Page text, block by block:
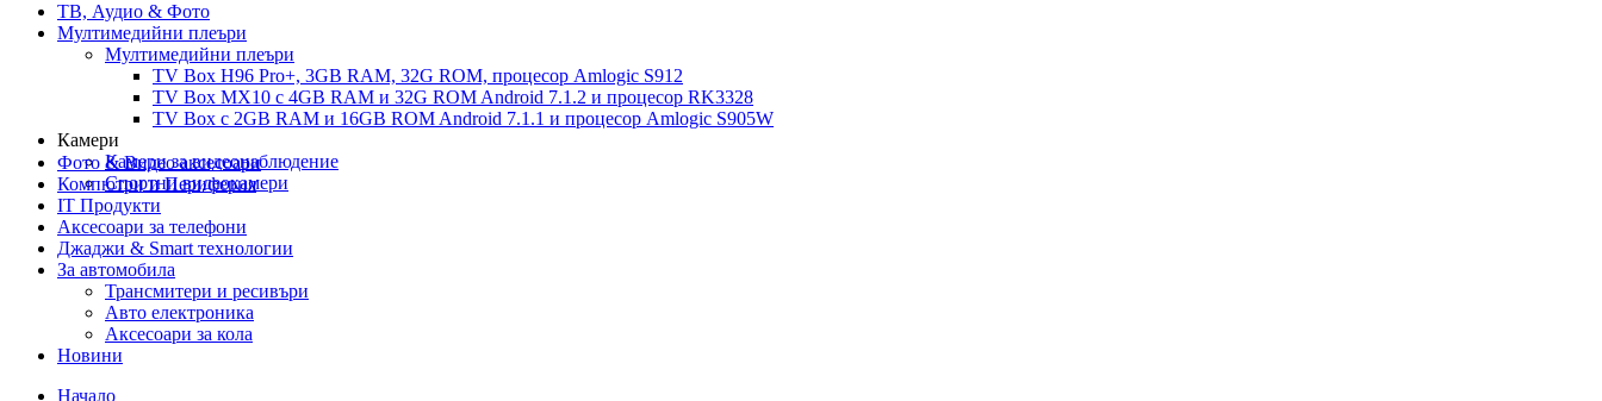
ТВ, Аудио & Фото
Мултимедийни плеъри
Мултимедийни плеъри
TV Box H96 Pro+, 3GB RAM, 32G ROM, процесор Amlogic S912
TV Box MX10 с 4GB RAM и 32G ROM Android 7.1.2 и процесор RK3328
TV Box с 2GB RAM и 16GВ ROM Android 7.1.1 и процесор Amlogic S905W
Камери
Камери за видеонаблюдение
Спортни видеокамери
Фото & Видео аксесоари
Компютри и Периферия
IT Продукти
Аксесоари за телефони
Джаджи & Smart технологии
За автомобила
Трансмитери и ресивъри
Авто електроника
Аксесоари за кола
Новини
Начало